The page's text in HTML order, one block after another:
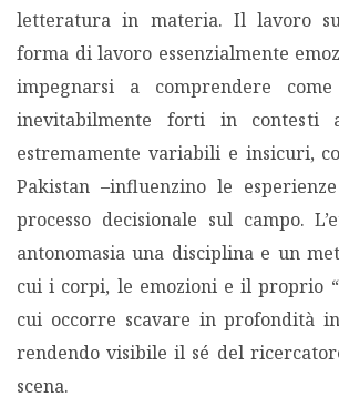
letteratura in materia. Il lavoro
forma di lavoro essenzialmente
impegnarsi a comprendere
inevitabilmente forti in contesti
estremamente variabili e insicuri,
Pakistan –influenzino le
processo decisionale sul campo.
antonomasia una disciplina e un
cui i corpi, le emozioni e il proprio
cui occorre scavare in profondità
rendendo visibile il sé del
scena.